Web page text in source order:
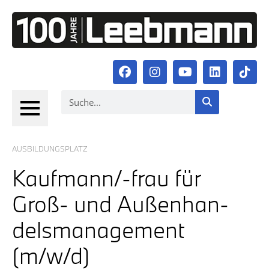
AUS­BIL­DUNGS­PLATZ
Kauf­man­n/-frau für
Groß- und Außen­han­
dels­ma­nage­ment
(m/w/d)